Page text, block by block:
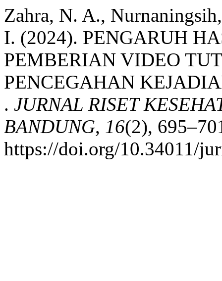
Zahra, N. A.,
I. (2024). PENGARUH
PEMBERIAN VIDEO
PENCEGAHAN
. JURNAL RISET
BANDUNG, 16(2),
https://doi.org/10.34011/